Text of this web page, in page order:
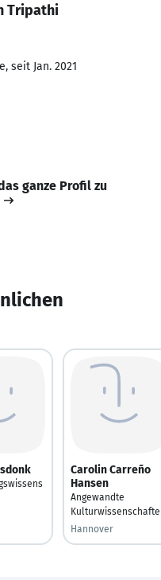
Tripathi
seit Jan. 2021
ganze Profil zu
Carolin Carreño
Hansen
Angewandte
Hannover